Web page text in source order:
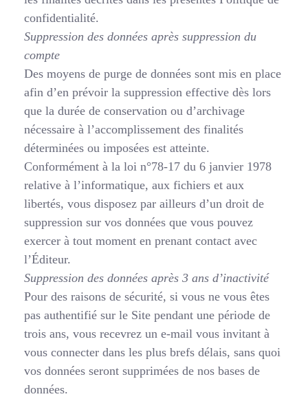
confidentialité.
Suppression des données après suppression du
compte
Des moyens de purge de données sont mis en place
afin d’en prévoir la suppression effective dès lors
que la durée de conservation ou d’archivage
nécessaire à l’accomplissement des finalités
déterminées ou imposées est atteinte.
Conformément à la loi n°78-17 du 6 janvier 1978
relative à l’informatique, aux fichiers et aux
libertés, vous disposez par ailleurs d’un droit de
suppression sur vos données que vous pouvez
exercer à tout moment en prenant contact avec
l’Éditeur.
Suppression des données après 3 ans d’inactivité
Pour des raisons de sécurité, si vous ne vous êtes
pas authentifié sur le Site pendant une période de
trois ans, vous recevrez un e-mail vous invitant à
vous connecter dans les plus brefs délais, sans quoi
vos données seront supprimées de nos bases de
données.